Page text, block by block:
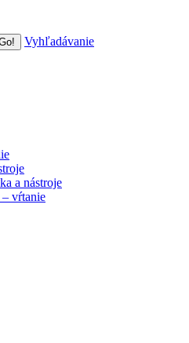
Vyhľadávanie
a nástroje
– vŕtanie